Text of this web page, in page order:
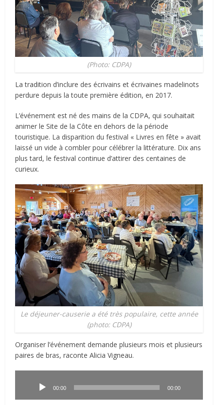
(Photo: CDPA)
La tradition d’inclure des écrivains et écrivaines madelinots
perdure depuis la toute première édition, en 2017.
L’événement est né des mains de la CDPA, qui souhaitait
animer le Site de la Côte en dehors de la période
touristique. La disparition du festival « Livres en fête » avait
laissé un vide à combler pour célébrer la littérature. Dix ans
plus tard, le festival continue d’attirer des centaines de
curieux.
Le déjeuner-causerie a été très populaire, cette année
(photo: CDPA)
Organiser l’événement demande plusieurs mois et plusieurs
paires de bras, raconte Alicia Vigneau.
00:00 00:00